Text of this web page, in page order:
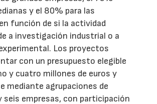
y el 80% para las
función de si la actividad
a investigación industrial o a
Los proyectos
con un presupuesto elegible
y cuatro millones de euros y
mediante agrupaciones de
seis empresas, con participación